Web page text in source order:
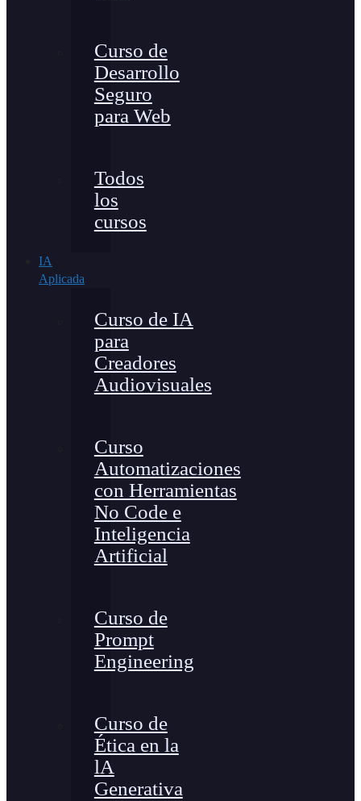
Curso de
Desarrollo
Seguro
para Web
Todos
los
cursos
IA
Aplicada
Curso de IA
para
Creadores
Audiovisuales
Curso
Automatizaciones
con Herramientas
No Code e
Inteligencia
Artificial
Curso de
Prompt
Engineering
Curso de
Ética en la
lA
Generativa